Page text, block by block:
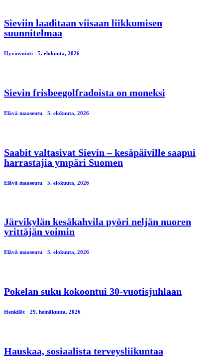
Sieviin laaditaan viisaan liikkumisen
suunnitelmaa
Hyvinvointi 5. elokuuta, 2026
Sievin frisbeegolfradoista on moneksi
Elävä maaseutu 5. elokuuta, 2026
Saabit valtasivat Sievin – kesäpäiville saapui
harrastajia ympäri Suomen
Elävä maaseutu 5. elokuuta, 2026
Järvikylän kesäkahvila pyöri neljän nuoren
yrittäjän voimin
Elävä maaseutu 5. elokuuta, 2026
Pokelan suku kokoontui 30-vuotisjuhlaan
Henkilöt 29. heinäkuuta, 2026
Hauskaa, sosiaalista terveysliikuntaa